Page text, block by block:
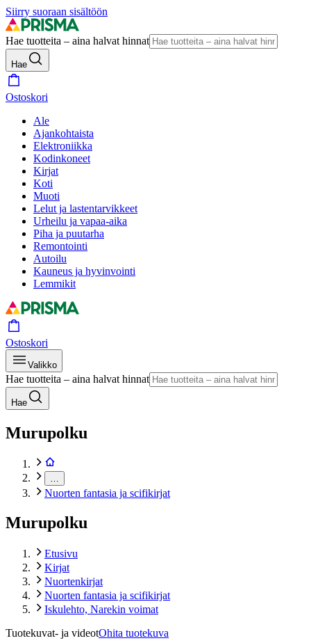
Siirry suoraan sisältöön
Hae tuotteita – aina halvat hinnat
Hae
Ostoskori
Ale
Ajankohtaista
Elektroniikka
Kodinkoneet
Kirjat
Koti
Muoti
Lelut ja lastentarvikkeet
Urheilu ja vapaa-aika
Piha ja puutarha
Remontointi
Autoilu
Kauneus ja hyvinvointi
Lemmikit
Ostoskori
Valikko
Hae tuotteita – aina halvat hinnat
Hae
Murupolku
Nuorten fantasia ja scifikirjat
Murupolku
Etusivu
Kirjat
Nuortenkirjat
Nuorten fantasia ja scifikirjat
Iskulehto, Narekin voimat
Tuotekuvat- ja videotOhita tuotekuva